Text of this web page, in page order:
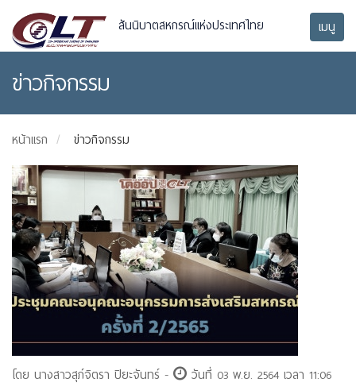
สันนิบาตสหกรณ์แห่งประเทศไทย เมนู
ข่าวกิจกรรม
หน้าแรก ข่าวกิจกรรม
โดย นางสาวสุภ์จิตรา ปิยะจันทร์ -
วันที่ 03 พ.ย. 2564 เวลา 11:06